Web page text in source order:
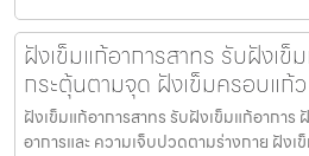
ฝังเข็มแก้อาการสาทร รับฝังเข็
กระตุ้นตามจุด ฝังเข็มครอบแก้
ฝังเข็มแก้อาการสาทร รับฝังเข็มแก้อาการ
อาการและ ความเจ็บปวดตามร่างกาย ฝังเ